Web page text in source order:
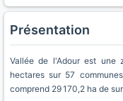
Présentation
Vallée de l'Adour est une
hectares sur 57
comprend 29 170,2 ha de